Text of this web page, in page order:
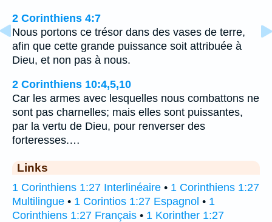
2 Corinthiens 4:7
Nous portons ce trésor dans des vases de terre,
afin que cette grande puissance soit attribuée à
Dieu, et non pas à nous.
2 Corinthiens 10:4,5,10
Car les armes avec lesquelles nous combattons ne
sont pas charnelles; mais elles sont puissantes,
par la vertu de Dieu, pour renverser des
forteresses.…
Links
1 Corinthiens 1:27 Interlinéaire • 1 Corinthiens 1:27
Multilingue • 1 Corintios 1:27 Espagnol • 1
Corinthiens 1:27 Français • 1 Korinther 1:27